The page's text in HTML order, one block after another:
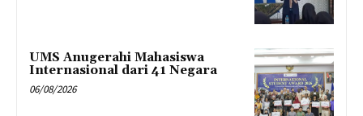
UMS Anugerahi Mahasiswa
Internasional dari 41 Negara
06/08/2026